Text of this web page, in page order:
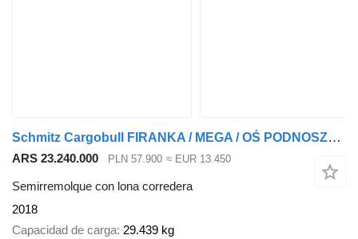
Schmitz Cargobull FIRANKA / MEGA / OŚ PODNOSZONA / DACH PODNOSZONY /
ARS 23.240.000 PLN 57.900 ≈ EUR 13.450
Semirremolque con lona corredera
2018
Capacidad de carga 29.439 kg